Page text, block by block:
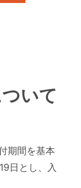
いて
期間を基本
日とし、入